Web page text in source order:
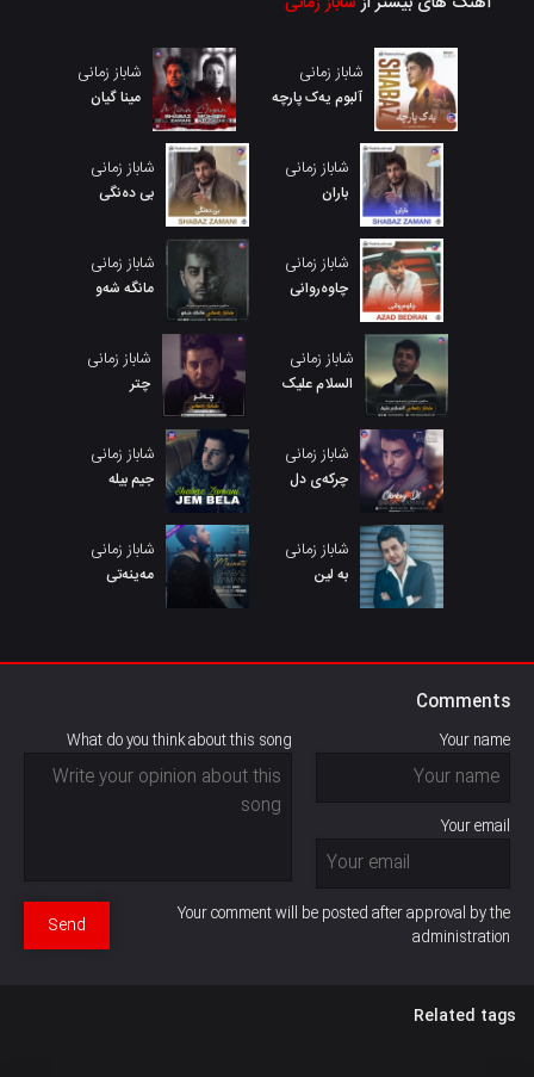
شاباز زمانی
آلبوم یەک پارچە
شاباز زمانی
مینا گیان
شاباز زمانی
باران
شاباز زمانی
بی دەنگی
شاباز زمانی
چاوەروانی
شاباز زمانی
مانگە شەو
شاباز زمانی
السلام علیک
شاباز زمانی
چتر
شاباز زمانی
چرکەی دل
شاباز زمانی
جیم بیلە
شاباز زمانی
به لین
شاباز زمانی
مەینەتی
Comments
Your name
Your email
What do you think about this song
Your comment will be posted after approval by the
administration
Send
Related tags